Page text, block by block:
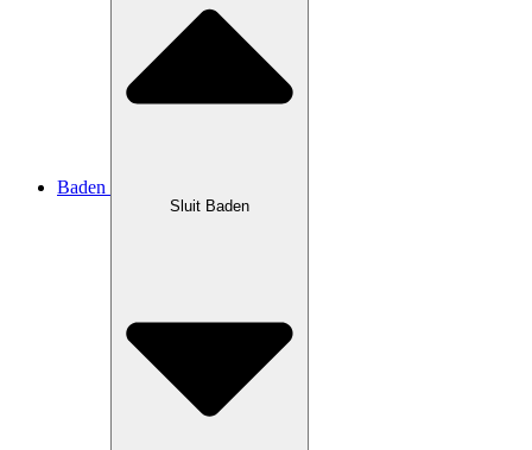
Baden
Sluit Baden